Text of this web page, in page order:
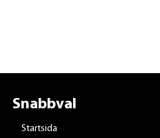
Snabbval
Startsida